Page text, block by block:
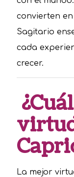
convierten
Sagitario
cada
crecer.
La mejor